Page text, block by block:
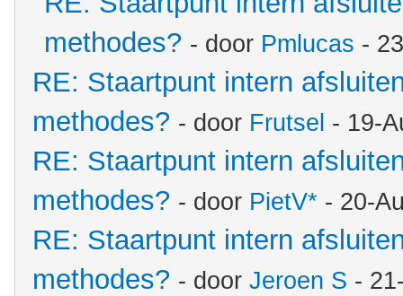
methodes? - door Pmlucas -
RE: Staartpunt intern
methodes? - door Frutsel - 19-
RE: Staartpunt intern
methodes? - door PietV* - 20-
RE: Staartpunt intern
methodes? - door Jeroen S -